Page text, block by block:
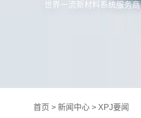
世界一流新材料系统服务商
首页 > 新闻中心 > XPJ要闻